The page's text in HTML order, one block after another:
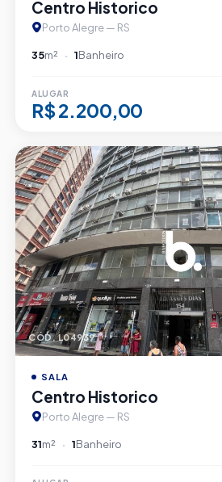
Centro Historico
Porto Alegre — RS
35m² 1Banheiro
ALUGAR
R$ 2.200,00
CÓD. L04939
SALA
Centro Historico
Porto Alegre — RS
31m² 1Banheiro